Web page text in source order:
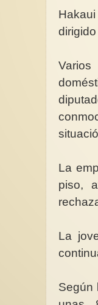
La
piso,
La
Según